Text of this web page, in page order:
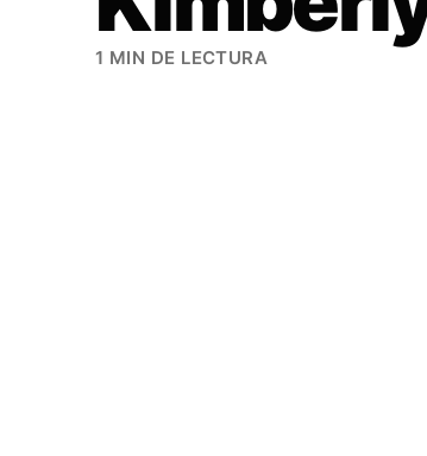
1 MIN DE LECTURA